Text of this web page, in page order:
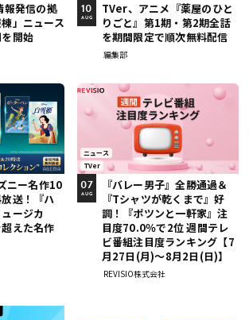
報発信の拠
」ニュース
開始
TVer、アニメ『薬屋のひと
りごと』第1期・第2期全話
を期間限定で順次無料配信
編集部
10
AUG
ニー名作10
送！『ハ
ージカ
えた名作
ニュース
TVer
『バレー男子』全勝通過＆
『Tシャツが乾くまで』好
調！『ポツンと一軒家』注
目度70.0％で2位 週間テレ
ビ番組注目度ランキング【7
月27日(月)～8月2日(日)】
REVISIO株式会社
07
AUG